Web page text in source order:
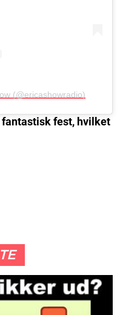
(@ericashowradio)
fantastisk fest, hvilket